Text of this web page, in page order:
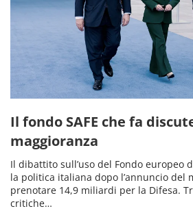
Il fondo SAFE che fa
maggioranza
Il dibattito sull’uso del Fondo europeo
la politica italiana dopo l’annuncio del
prenotare 14,9 miliardi per la Difesa.
critiche…